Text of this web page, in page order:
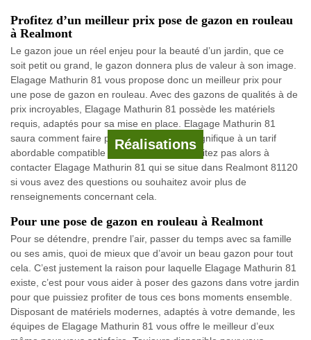
Réalisations
Profitez d’un meilleur prix pose de gazon en rouleau
à Realmont
Le gazon joue un réel enjeu pour la beauté d’un jardin, que ce
soit petit ou grand, le gazon donnera plus de valeur à son image.
Elagage Mathurin 81 vous propose donc un meilleur prix pour
une pose de gazon en rouleau. Avec des gazons de qualités à de
prix incroyables, Elagage Mathurin 81 possède les matériels
requis, adaptés pour sa mise en place. Elagage Mathurin 81
saura comment faire pour rendre jardin magnifique à un tarif
abordable compatible à votre budget. N’hésitez pas alors à
contacter Elagage Mathurin 81 qui se situe dans Realmont 81120
si vous avez des questions ou souhaitez avoir plus de
renseignements concernant cela.
Pour une pose de gazon en rouleau à Realmont
Pour se détendre, prendre l’air, passer du temps avec sa famille
ou ses amis, quoi de mieux que d’avoir un beau gazon pour tout
cela. C’est justement la raison pour laquelle Elagage Mathurin 81
existe, c’est pour vous aider à poser des gazons dans votre jardin
pour que puissiez profiter de tous ces bons moments ensemble.
Disposant de matériels modernes, adaptés à votre demande, les
équipes de Elagage Mathurin 81 vous offre le meilleur d’eux